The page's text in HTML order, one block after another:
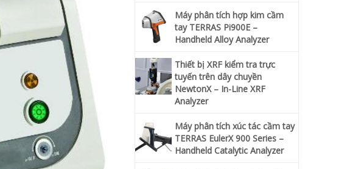
Máy phân tích hợp kim cầm
tay TERRAS Pi900E –
Handheld Alloy Analyzer
Thiết bị XRF kiểm tra trực
tuyến trên dây chuyền
NewtonX – In-Line XRF
Analyzer
Máy phân tích xúc tác cầm tay
TERRAS EulerX 900 Series –
Handheld Catalytic Analyzer